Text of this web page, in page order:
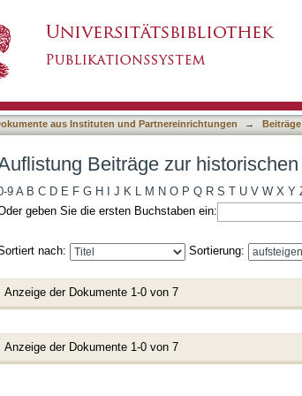
aus Instituten und Partnereinrichtungen →
Beiträge zur
9A B C D E F G H J K L M N O P Q R S T U V W X Y
geben Sie die ersten Buchstaben ein:
nach: Sortierung:
Anzeige der Dokumente 1-0 von 7
Anzeige der Dokumente 1-0 von 7